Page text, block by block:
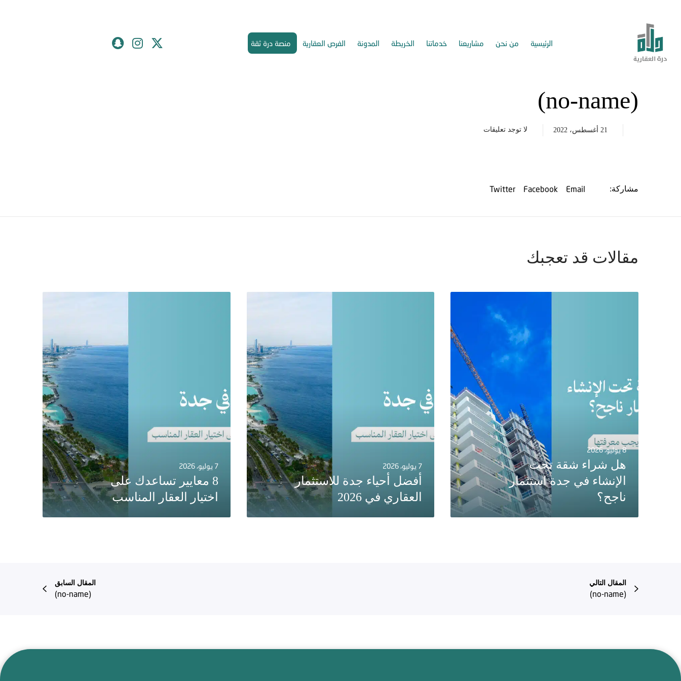
الرئيسية من نحن مشاريعنا خدماتنا الخريطة المدونة الفرص العقارية منصة درة ثقة
(no-name)
21 أغسطس، 2022 لا توجد تعليقات
مشاركة: Email
Facebook
Twitter
مقالات قد تعجبك
8 يوليو، 2026
هل شراء شقة تحت
الإنشاء في جدة استثمار
ناجح؟
7 يوليو، 2026
أفضل أحياء جدة للاستثمار
العقاري في 2026
7 يوليو، 2026
8 معايير تساعدك على
اختيار العقار المناسب
المقال السابق
(no-name)
المقال التالي
(no-name)